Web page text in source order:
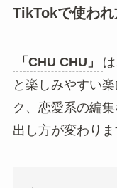
TikTokで使われ
「CHU CHU」
と楽しみやすい
ク、恋愛系の編
出し方が変わりま